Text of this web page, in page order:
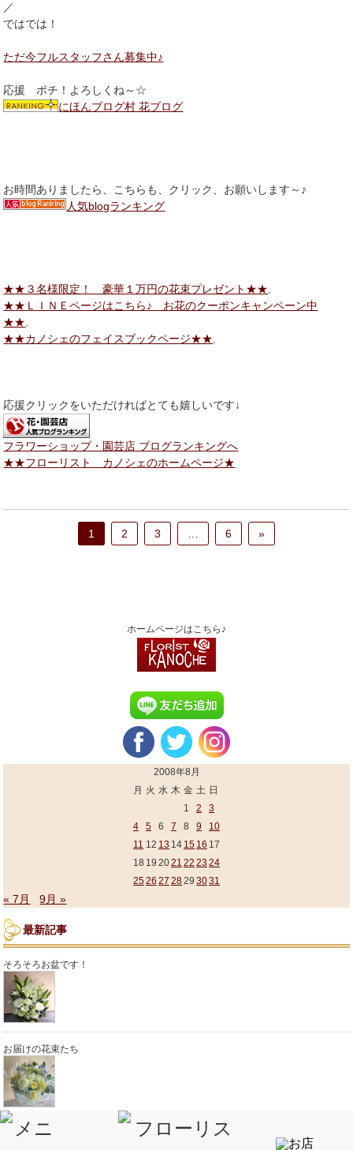
／
ではでは！
ただ今フルスタッフさん募集中♪
応援 ポチ！よろしくね～☆
にほんブログ村 花ブログ
お時間ありましたら、こちらも、クリック、お願いします～♪
人気blogランキング
★★３名様限定！ 豪華１万円の花束プレゼント★★
★★ＬＩＮＥページはこちら♪ お花のクーポンキャンペーン中
★★
★★カノシェのフェイスブックページ★★
応援クリックをいただければとても嬉しいです↓
フラワーショップ・園芸店 ブログランキングへ
★★フローリスト カノシェのホームページ★
1 2 3 6 »
ホームページはこちら♪
2008年8月
月 火 水 木 金 土 日
1
2
3
4
5 6 7 8 9
10
11 12 13 14 15 16 17
18 19 2021 22 23 24
2526 27 2829 3031
« 7月 9月 »
最新記事
そろそろお盆です！
お届けの花束たち
色も様々♪スタンド花たち